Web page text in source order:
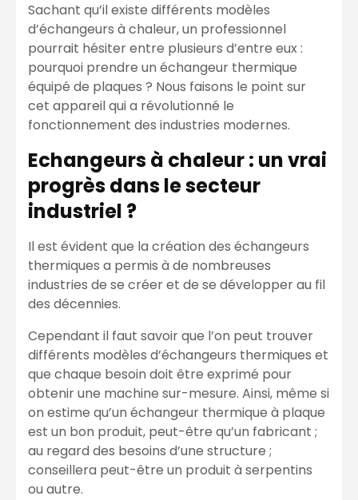
Sachant qu’il existe différents modèles
d’échangeurs à chaleur, un professionnel
pourrait hésiter entre plusieurs d’entre eux :
pourquoi prendre un échangeur thermique
équipé de plaques ? Nous faisons le point sur
cet appareil qui a révolutionné le
fonctionnement des industries modernes.
Echangeurs à chaleur : un vrai
progrès dans le secteur
industriel ?
Il est évident que la création des échangeurs
thermiques a permis à de nombreuses
industries de se créer et de se développer au fil
des décennies.
Cependant il faut savoir que l’on peut trouver
différents modèles d’échangeurs thermiques et
que chaque besoin doit être exprimé pour
obtenir une machine sur-mesure. Ainsi, même si
on estime qu’un échangeur thermique à plaque
est un bon produit, peut-être qu’un fabricant ;
au regard des besoins d’une structure ;
conseillera peut-être un produit à serpentins
ou autre.